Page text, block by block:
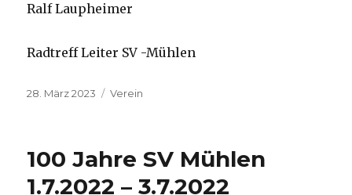
Ralf Laupheimer
Radtreff Leiter SV -Mühlen
Veröffentlicht
28. März 2023 Kategorien
Verein
100 Jahre SV Mühlen
1.7.2022 – 3.7.2022